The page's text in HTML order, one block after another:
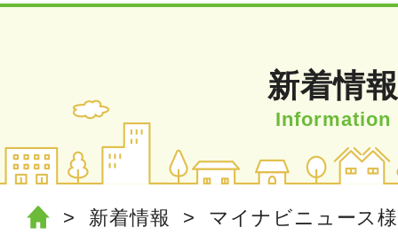
新着情報
新着情報 マイナビニュース